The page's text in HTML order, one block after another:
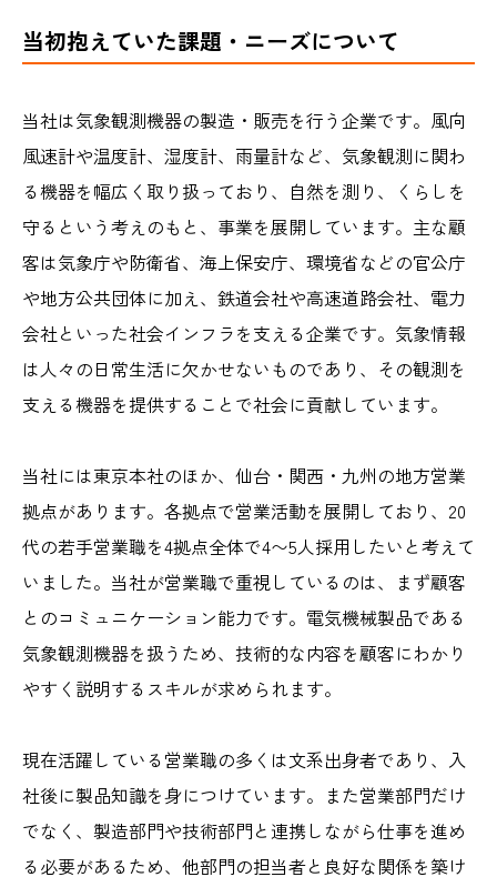
当初抱えていた課題・ニーズについて
当社は気象観測機器の製造・販売を行う企業です。風向
風速計や温度計、湿度計、雨量計など、気象観測に関わ
る機器を幅広く取り扱っており、自然を測り、くらしを
守るという考えのもと、事業を展開しています。主な顧
客は気象庁や防衛省、海上保安庁、環境省などの官公庁
や地方公共団体に加え、鉄道会社や高速道路会社、電力
会社といった社会インフラを支える企業です。気象情報
は人々の日常生活に欠かせないものであり、その観測を
支える機器を提供することで社会に貢献しています。
当社には東京本社のほか、仙台・関西・九州の地方営業
拠点があります。各拠点で営業活動を展開しており、20
代の若手営業職を4拠点全体で4〜5人採用したいと考えて
いました。当社が営業職で重視しているのは、まず顧客
とのコミュニケーション能力です。電気機械製品である
気象観測機器を扱うため、技術的な内容を顧客にわかり
やすく説明するスキルが求められます。
現在活躍している営業職の多くは文系出身者であり、入
社後に製品知識を身につけています。また営業部門だけ
でなく、製造部門や技術部門と連携しながら仕事を進め
る必要があるため、他部門の担当者と良好な関係を築け